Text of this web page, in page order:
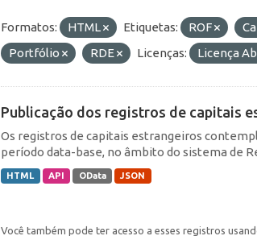
Formatos: HTML Etiquetas: ROF
Portfólio
RDE Licenças: Licença
Publicação dos registros de capitais
Os registros de capitais estrangeiros
período data-base, no âmbito do sistema de
HTML API OData JSON
Você também pode ter acesso a esses registros